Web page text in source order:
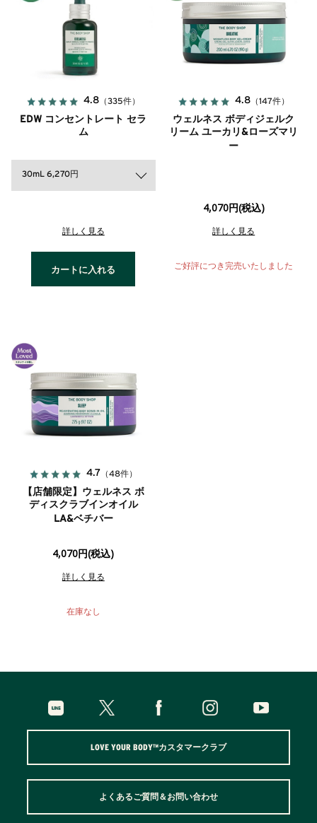
4.8（335件）
EDW コンセントレート セラ
ム
30mL 6,270円
詳しく見る
カートに入れる
4.8（147件）
ウェルネス ボディジェルク
リーム ユーカリ&ローズマリ
ー
4,070円(税込)
詳しく見る
ご好評につき完売いたしました
4.7 （48件）
【店舗限定】ウェルネス ボ
ディスクラブインオイル
LA&ベチバー
4,070円(税込)
詳しく見る
在庫なし
LOVE YOUR BODY™カスタマークラブ
よくあるご質問＆お問い合わせ